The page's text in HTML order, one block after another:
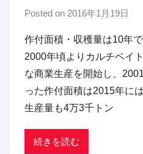
Posted on 2016年1月19日
p
d
x
t
作付面積・収穫量は10年
2000年頃よりカルチベイ
な商業生産を開始し、
った作付面積は2015年に
生産量も4万3千トン
続きを読む